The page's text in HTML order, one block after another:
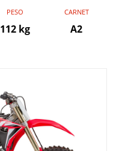
PESO
112 kg
CARNET
A2